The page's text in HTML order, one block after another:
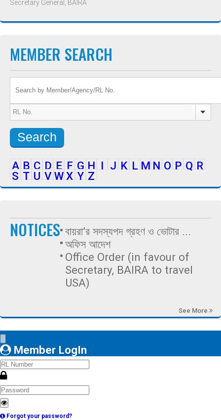
Secretary General, BAIRA
MEMBER SEARCH
Search
A B C D E F G H I J K L M N O P Q R
S T U V W X Y Z
NOTICES বায়রা’র সদস্যপদ গ্রহণ ও ভোটার ...
অফিস আদেশ
Office Order (in favour of
Secretary, BAIRA to travel
USA)
See More
Member LogIn
Forgot your password?